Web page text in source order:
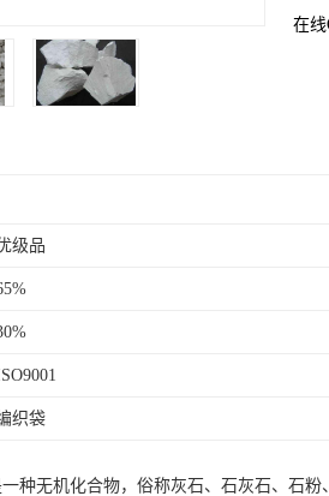
在线
级品
织袋
一种无机化合物，俗称灰石、石灰石、石